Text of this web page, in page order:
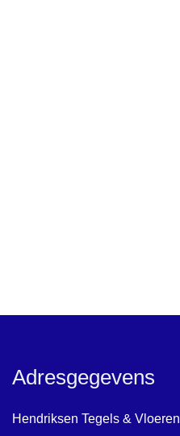
Adresgegevens
Hendriksen Tegels & Vloeren